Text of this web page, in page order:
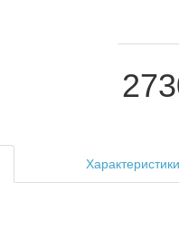
Характеристики